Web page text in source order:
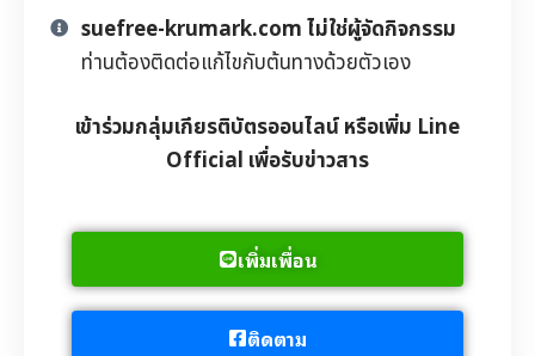
suefree-krumark.com ไม่ใช่ผู้จัดกิจกรรม
ท่านต้องติดต่อแก้ไขกับต้นทางด้วยตัวเอง
เข้าร่วมกลุ่มเกียรติบัตรออนไลน์ หรือเพิ่ม Line
Official เพื่อรับข่าวสาร
เพิ่มเพื่อน
ติดตาม